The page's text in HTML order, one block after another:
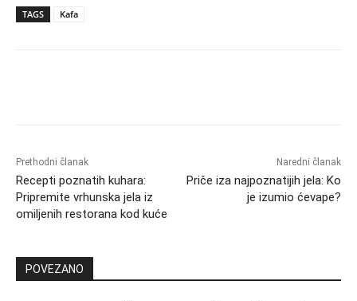
TAGS Kafa
Prethodni članak
Recepti poznatih kuhara:
Pripremite vrhunska jela iz
omiljenih restorana kod kuće
Naredni članak
Priče iza najpoznatijih jela: Ko
je izumio ćevape?
POVEZANO